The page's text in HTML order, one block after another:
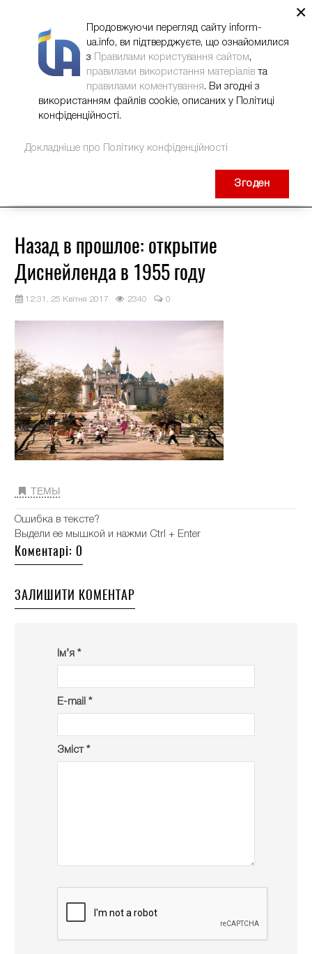
Назад в прошлое: открытие
Диснейленда в 1955 году
12:31, 25 Квітня 2017 2340 0
ТЕМЫ
Ошибка в тексте?
Выдели ее мышкой и нажми Ctrl + Enter
Коментарі: 0
ЗАЛИШИТИ КОМЕНТАР
Ім’я *
E-mail *
Зміст *
×
Продовжуючи перегляд сайту inform-
ua.info, ви підтверджуєте, що ознайомилися
з
Правилами користування сайтом,
правилами використання матеріалів та
правилами коментування. Ви згодні з
використанням файлів cookie, описаних у Політиці
конфіденційності.
Докладніше про Політику конфіденційності
Згоден